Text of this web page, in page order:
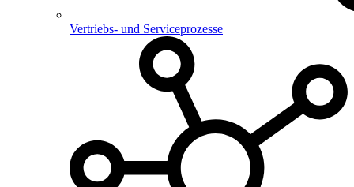
Vertriebs- und Serviceprozesse